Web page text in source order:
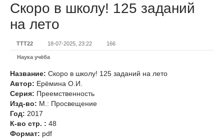
Скоро в школу! 125 заданий
на лето
TTT22 18-07-2025, 23:22 166
Наука учёба
Название: Скоро в школу! 125 заданий на лето
Автор: Ерёмина О.И.
Серия: Преемственность
Изд-во: М.: Просвещение
Год: 2017
К-во стр. : 48
Формат: pdf